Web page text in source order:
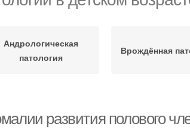
Андрологическая
патология
Врождённая
развития полового